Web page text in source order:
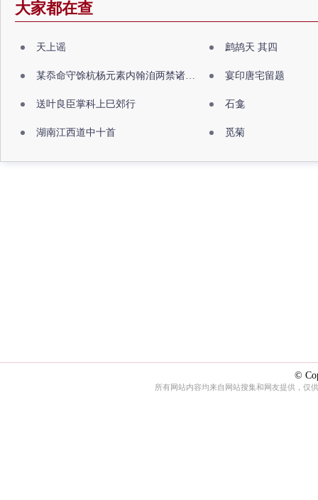
大家都在查
天上谣 鹧鸪天 其四
某忝命守馀杭杨元素内翰洎两禁诸公出祖佛寺 宴印唐宅留题
送叶良臣掌科上巳郊行 石龛
湖南江西道中十首 觅菊
©
所有网站内容均来自网站搜集和网友提供，仅